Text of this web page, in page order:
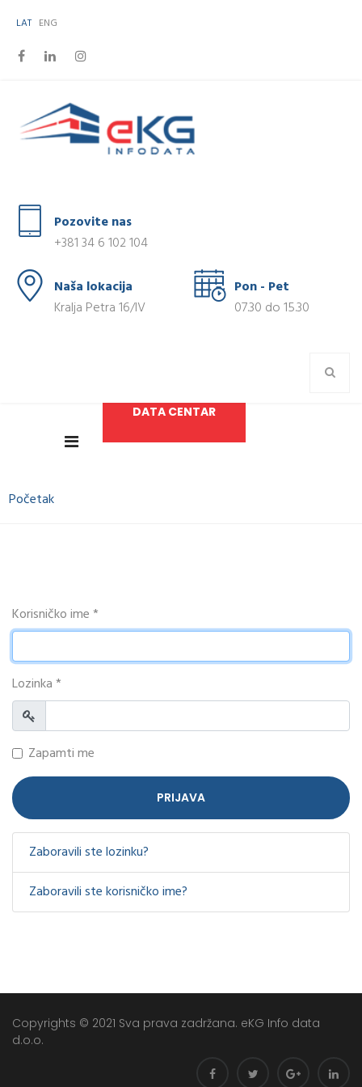
LAT ENG
Pozovite nas
+381 34 6 102 104
Naša lokacija
Kralja Petra 16/IV
Pon - Pet
07.30 do 15.30
DATA CENTAR
Početak
Korisničko ime*
Lozinka*
Prikaži
Zapamti me
PRIJAVA
Zaboravili ste lozinku?
Zaboravili ste korisničko ime?
Copyrights © 2021 Sva prava zadržana. eKG Info data
d.o.o.